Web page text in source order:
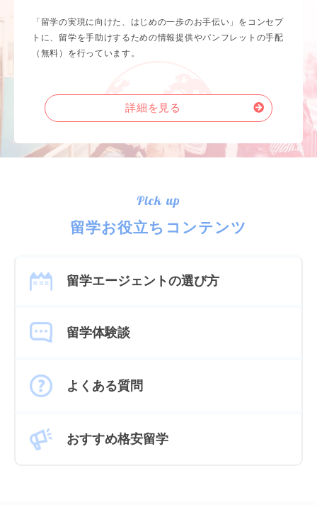
「留学の実現に向けた、はじめの一歩のお手伝い」をコンセプ
トに、留学を手助けするための情報提供やパンフレットの手配
（無料）を行っています。
詳細を見る
Pick up
留学お役立ちコンテンツ
留学エージェントの選び方
留学体験談
よくある質問
おすすめ格安留学